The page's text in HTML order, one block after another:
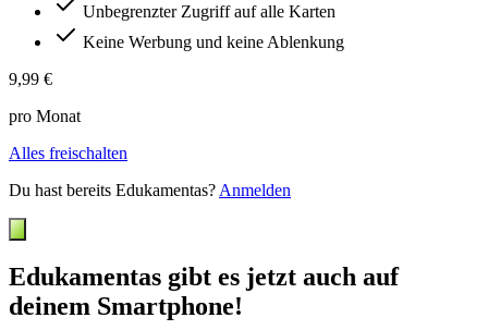
Unbegrenzter Zugriff auf alle Karten
Keine Werbung und keine Ablenkung
9,99 €
pro Monat
Alles freischalten
Du hast bereits Edukamentas? Anmelden
Edukamentas gibt es jetzt auch auf
deinem Smartphone!